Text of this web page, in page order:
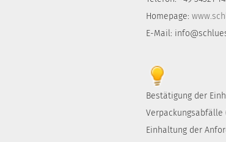
Homepage:
E-Mail:
Bestätigung der
Verpackungsabfälle
Einhaltung der